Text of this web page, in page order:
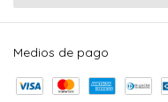
Medios de pago